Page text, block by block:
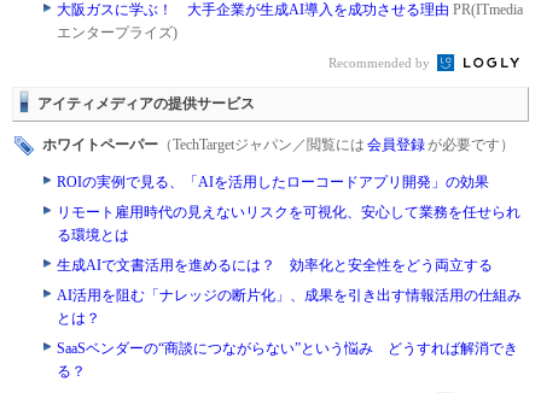
大阪ガスに学ぶ！ 大手企業が生成AI導入を成功させる理由 PR(ITmedia
エンタープライズ)
Recommended by
アイティメディアの提供サービス
ホワイトペーパー （TechTargetジャパン／閲覧には 会員登録が必要です）
ROIの実例で見る、「AIを活用したローコードアプリ開発」の効果
リモート雇用時代の見えないリスクを可視化、安心して業務を任せられ
る環境とは
生成AIで文書活用を進めるには？ 効率化と安全性をどう両立する
AI活用を阻む「ナレッジの断片化」、成果を引き出す情報活用の仕組み
とは？
SaaSベンダーの“商談につながらない”という悩み どうすれば解消でき
る？